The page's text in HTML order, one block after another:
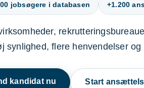
jobsøgere i databasen +1.200
synlighed, flere henvendelser og
kandidat nu Start